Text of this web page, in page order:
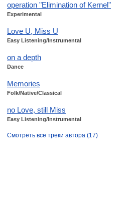
operation "Elimination of Kernel"
Experimental
Love U, Miss U
Easy Listening/Instrumental
on a depth
Dance
Memories
Folk/Native/Classical
no Love, still Miss
Easy Listening/Instrumental
Смотреть все треки автора (17)